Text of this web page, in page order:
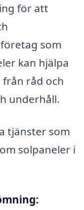
för att
som
kan hjälpa
från råd och
underhåll.
tjänster som
solpaneler i